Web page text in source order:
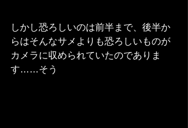
しかし恐ろしいのは前半まで、後半か
らはそんなサメよりも恐ろしいものが
カメラに収められていたのでありま
す……そう